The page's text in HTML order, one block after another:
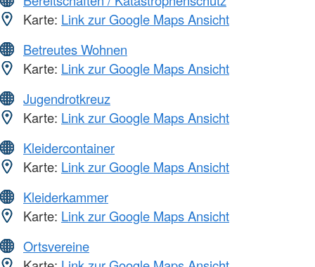
Karte: Link zur Google Maps Ansicht
Betreutes Wohnen
Karte: Link zur Google Maps Ansicht
Jugendrotkreuz
Karte: Link zur Google Maps Ansicht
Kleidercontainer
Karte: Link zur Google Maps Ansicht
Kleiderkammer
Karte: Link zur Google Maps Ansicht
Ortsvereine